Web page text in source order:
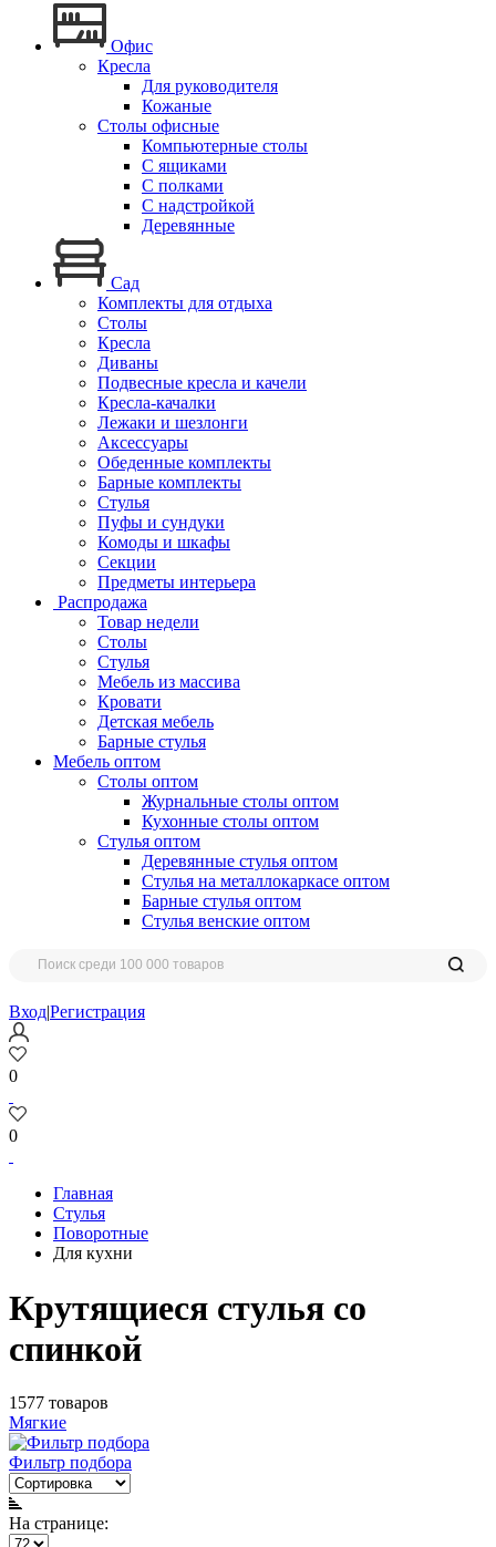
Офис
Кресла
Для руководителя
Кожаные
Столы офисные
Компьютерные столы
С ящиками
С полками
С надстройкой
Деревянные
Сад
Комплекты для отдыха
Столы
Кресла
Диваны
Подвесные кресла и качели
Кресла-качалки
Лежаки и шезлонги
Аксессуары
Обеденные комплекты
Барные комплекты
Стулья
Пуфы и сундуки
Комоды и шкафы
Секции
Предметы интерьера
Распродажа
Товар недели
Столы
Стулья
Мебель из массива
Кровати
Детская мебель
Барные стулья
Мебель оптом
Столы оптом
Журнальные столы оптом
Кухонные столы оптом
Стулья оптом
Деревянные стулья оптом
Стулья на металлокаркасе оптом
Барные стулья оптом
Стулья венские оптом
Вход|Регистрация
0
0
Главная
Стулья
Поворотные
Для кухни
Крутящиеся стулья со
спинкой
1577 товаров
Мягкие
Фильтр подбора
На странице: